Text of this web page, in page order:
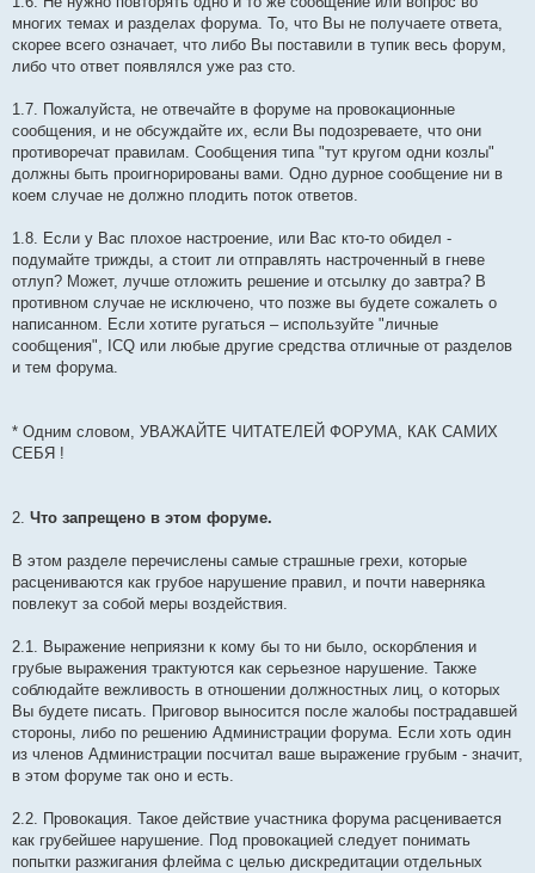
многих темах и разделах форума. То, что Вы не получаете ответа,
скорее всего означает, что либо Вы поставили в тупик весь форум,
либо что ответ появлялся уже раз сто.
1.7. Пожалуйста, не отвечайте в форуме на провокационные
сообщения, и не обсуждайте их, если Вы подозреваете, что они
противоречат правилам. Сообщения типа "тут кругом одни козлы"
должны быть проигнорированы вами. Одно дурное сообщение ни в
коем случае не должно плодить поток ответов.
1.8. Если у Вас плохое настроение, или Вас кто-то обидел -
подумайте трижды, а стоит ли отправлять настроченный в гневе
отлуп? Может, лучше отложить решение и отсылку до завтра? В
противном случае не исключено, что позже вы будете сожалеть о
написанном. Если хотите ругаться – используйте "личные
сообщения", IСQ или любые другие средства отличные от разделов
и тем форума.
* Одним словом, УВАЖАЙТЕ ЧИТАТЕЛЕЙ ФОРУМА, КАК САМИХ
СЕБЯ !
2. Что запрещено в этом форуме.
В этом разделе перечислены самые страшные грехи, которые
расцениваются как грубое нарушение правил, и почти наверняка
повлекут за собой меры воздействия.
2.1. Выражение неприязни к кому бы то ни было, оскорбления и
грубые выражения трактуются как серьезное нарушение. Также
соблюдайте вежливость в отношении должностных лиц, о которых
Вы будете писать. Приговор выносится после жалобы пострадавшей
стороны, либо по решению Администрации форума. Если хоть один
из членов Администрации посчитал ваше выражение грубым - значит,
в этом форуме так оно и есть.
2.2. Провокация. Такое действие участника форума расценивается
как грубейшее нарушение. Под провокацией следует понимать
попытки разжигания флейма с целью дискредитации отдельных